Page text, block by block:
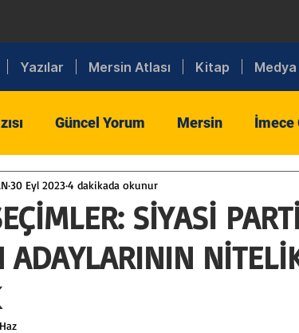
Yazılar Mersin Atlası Kitap Medya
Güncel Yorum Mersin İmece
İç Siyaset Dış Politika
Ticaret Eğitim Din Kültür
SİYASİ
ADAYLARININ
30 Eyl 20234 dakikada okunur